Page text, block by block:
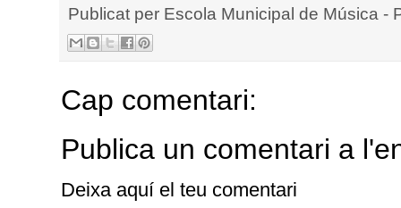
Publicat per Escola Municipal de Música -
Cap comentari:
Publica un comentari a
Deixa aquí el teu comentari